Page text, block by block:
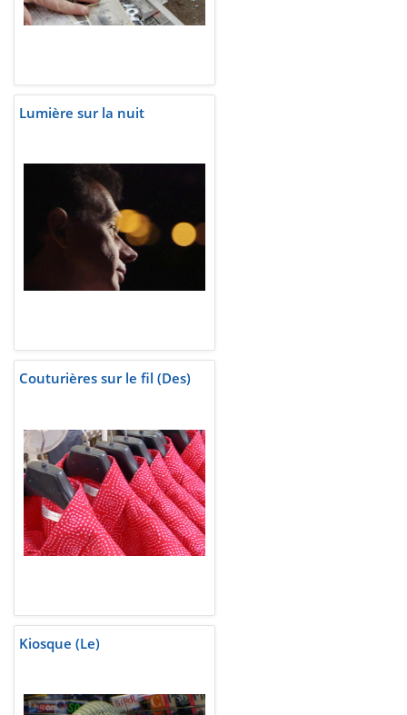
Lumière sur la nuit
Couturières sur le fil (Des)
Kiosque (Le)